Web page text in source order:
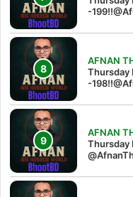
-
AFNAN
Thursday
-
AFNAN
Thursday